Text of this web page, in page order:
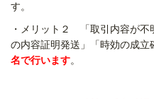
す。
・メリット２ 「取引内容が不
の内容証明発送」「時効の成立
名で行います。